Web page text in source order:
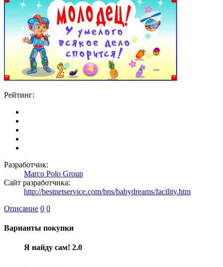
Рейтинг:
Разработчик:
Marco Polo Group
Сайт разработчика:
http://bestnetservice.com/bns/babydreams/facility.htm
Описание 0 0
Варианты покупки
Я найду сам! 2.0